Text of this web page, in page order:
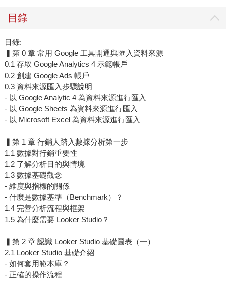
目錄
目錄:
▍第 0 章 常用 Google 工具開通與匯入資料來源
0.1 存取 Google Analytics 4 示範帳戶
0.2 創建 Google Ads 帳戶
0.3 資料來源匯入步驟說明
- 以 Google Analytic 4 為資料來源進行匯入
- 以 Google Sheets 為資料來源進行匯入
- 以 Microsoft Excel 為資料來源進行匯入
▍第 1 章 行銷人踏入數據分析第一步
1.1 數據對行銷重要性
1.2 了解分析目的與情境
1.3 數據基礎觀念
- 維度與指標的關係
- 什麼是數據基準（Benchmark）？
1.4 完善分析流程與框架
1.5 為什麼需要 Looker Studio？
▍第 2 章 認識 Looker Studio 基礎圖表（一）
2.1 Looker Studio 基礎介紹
- 如何套用範本庫？
- 正確的操作流程